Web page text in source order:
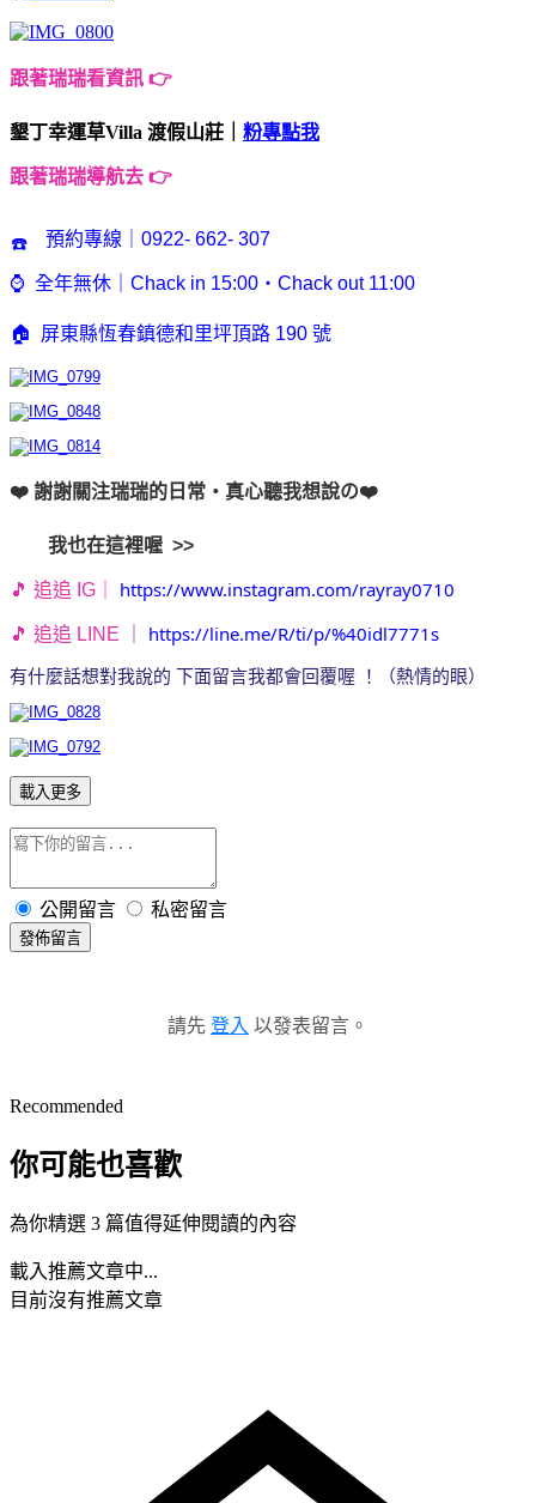
跟著瑞瑞看資訊 👉
墾丁幸運草Villa 渡假山莊｜ 粉專點我
跟著瑞瑞導航去 👉
☎️ 預約專線｜ 0922- 662- 307
⌚️ 全年無休｜Chack in 15:00・Chack out 11:00
🏠 屏東縣恆春鎮德和里坪頂路 190 號
❤️ 謝謝關注瑞瑞的日常・真心聽我想說の❤️
我也在這裡喔 >>
🎵 追追 IG｜ https://www.instagram.com/rayray0710
🎵 追追 LINE https://line.me/R/ti/p/%40idl7771s
有什麼話想對我說的 下面留言我都會回覆喔 ！（熱情的眼）
載入更多
公開留言 私密留言
發佈留言
請先 登入 以發表留言。
Recommended
你可能也喜歡
為你精選 3 篇值得延伸閱讀的內容
載入推薦文章中...
目前沒有推薦文章